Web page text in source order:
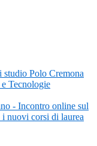
Polo Cremona
Tecnologie
- Incontro online sul
i nuovi corsi di laurea